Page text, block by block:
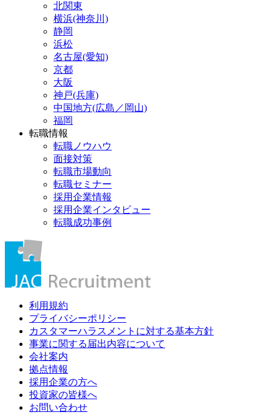
北関東
横浜(神奈川)
静岡
浜松
名古屋(愛知)
京都
大阪
神戸(兵庫)
中国地方(広島／岡山)
福岡
転職情報
転職ノウハウ
面接対策
転職市場動向
転職セミナー
採用企業情報
採用企業インタビュー
転職成功事例
利用規約
プライバシーポリシー
カスタマーハラスメントに対する基本方針
事業に関する届出内容について
会社案内
拠点情報
採用企業の方へ
投資家の皆様へ
お問い合わせ